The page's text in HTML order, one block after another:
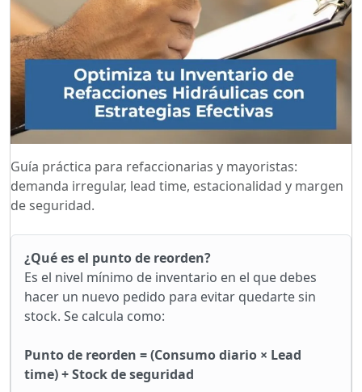
Guía práctica para refaccionarias y mayoristas:
demanda irregular, lead time, estacionalidad y margen
de seguridad.
¿Qué es el punto de reorden?
Es el nivel mínimo de inventario en el que debes
hacer un nuevo pedido para evitar quedarte sin
stock. Se calcula como:
Punto de reorden = (Consumo diario × Lead
time) + Stock de seguridad